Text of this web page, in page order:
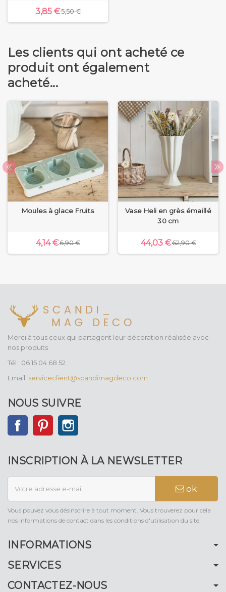
3,85 €5,50 €
Les clients qui ont acheté ce
produit ont également
acheté...
Moules à glace Fruits
4,14 €6,90 €
Vase Heli en grès émaillé
30 cm
44,03 €62,90 €
Merci à tous ceux qui partagent leur décoration réalisée avec
nos produits
Tél : 06 15 04 68 52
Email: serviceclient@scandimagdeco.com
NOUS SUIVRE
FacebookPinterest
INSCRIPTION À LA NEWSLETTER
ok
Vous pouvez vous désinscrire à tout moment. Vous trouverez pour cela
nos informations de contact dans les conditions d'utilisation du site.
INFORMATIONS
SERVICES
CONTACTEZ-NOUS